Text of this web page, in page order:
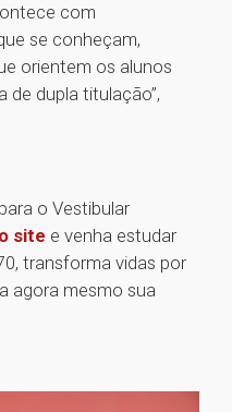
com
se conheçam,
orientem os alunos
dupla titulação”,
o Vestibular
site e venha estudar
transforma vidas por
agora mesmo sua